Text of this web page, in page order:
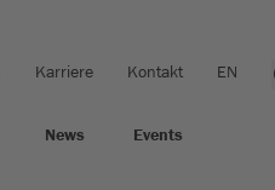
Karriere Kontakt EN
News Events